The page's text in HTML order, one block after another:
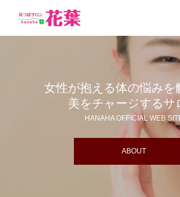
女性が抱える体の悩みを
美をチャージするサ
HANAHA OFFICIAL WEB
ABOUT